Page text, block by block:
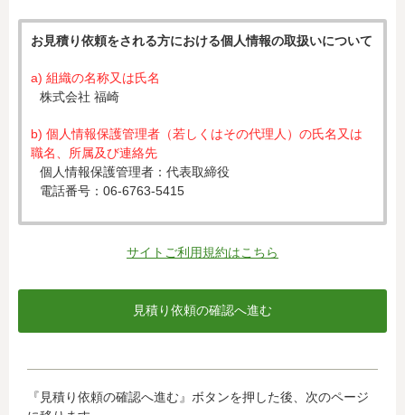
お見積り依頼をされる方における個人情報の取扱いについて
a) 組織の名称又は氏名
株式会社 福崎
b) 個人情報保護管理者（若しくはその代理人）の氏名又は
職名、所属及び連絡先
個人情報保護管理者：代表取締役
電話番号：06-6763-5415
c) 個人情報の利用目的
入力された個人情報は、お見積り依頼への対応のために利
d) 個人情報の第三者提供について
当社がお客様から収集した以下の個人情報等は、カード発
サイトご利用規約はこちら
『見積り依頼の確認へ進む』ボタンを押した後、次のページ